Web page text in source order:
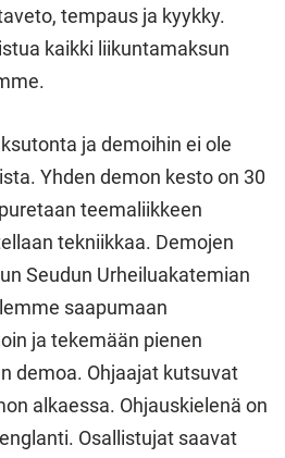
tempaus ja kyykky.
kaikki liikuntamaksun
ja demoihin ei ole
Yhden demon kesto on 30
teemaliikkeen
tekniikkaa. Demojen
Seudun Urheiluakatemian
saapumaan
ja tekemään pienen
demoa. Ohjaajat kutsuvat
alkaessa. Ohjauskielenä on
Osallistujat saavat